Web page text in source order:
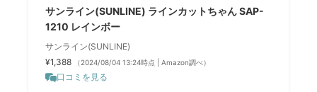
サンライン(SUNLINE) ラインカットちゃん SAP-
1210 レインボー
サンライン(SUNLINE)
¥1,388
（2024/08/04 13:24時点 | Amazon調べ）
口コミを見る